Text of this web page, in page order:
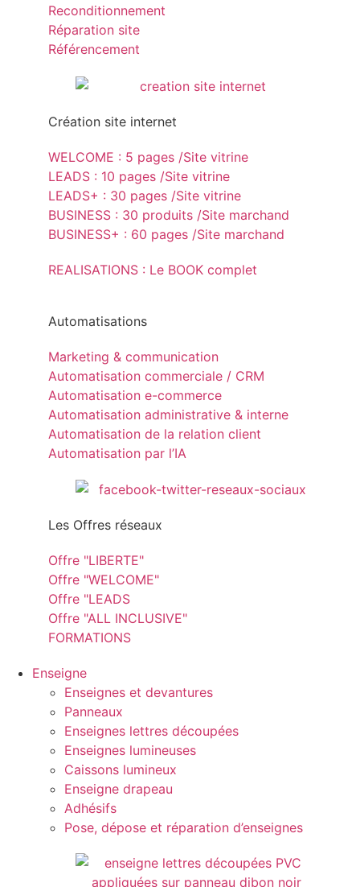
Reconditionnement
Réparation site
Référencement
Création site internet
WELCOME : 5 pages /Site vitrine
LEADS : 10 pages /Site vitrine
LEADS+ : 30 pages /Site vitrine
BUSINESS : 30 produits /Site marchand
BUSINESS+ : 60 pages /Site marchand
REALISATIONS : Le BOOK complet
Automatisations
Marketing & communication
Automatisation commerciale / CRM
Automatisation e-commerce
Automatisation administrative & interne
Automatisation de la relation client
Automatisation par l’IA
Les Offres réseaux
Offre "LIBERTE"
Offre "WELCOME"
Offre "LEADS
Offre "ALL INCLUSIVE"
FORMATIONS
Enseigne
Enseignes et devantures
Panneaux
Enseignes lettres découpées
Enseignes lumineuses
Caissons lumineux
Enseigne drapeau
Adhésifs
Pose, dépose et réparation d’enseignes